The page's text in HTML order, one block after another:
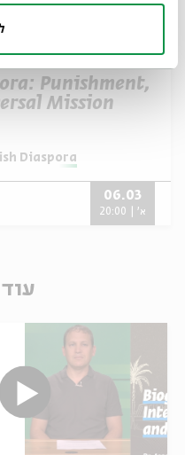
Punishment,
Mission
Diaspora
06.03
א' | 20:00